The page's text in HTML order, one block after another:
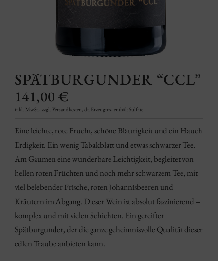
SPÄTBURGUNDER “CCL”
141,00 €
inkl. MwSt., zzgl. Versandkosten, dt. Erzeugnis, enthält Sulfite
Eine leichte, rote Frucht, schöne Blättrigkeit und ein Hauch
Erdigkeit. Ein wenig Tabakblatt und etwas schwarzer Tee.
Am Gaumen eine wunderbare Leichtigkeit, begleitet von
hellen roten Früchten und noch mehr schwarzem Tee, mit
viel belebender Frische, roten Johannisbeeren und
Kräutern im Abgang. Dieser Wein ist absolut faszinierend –
komplex und mit vielen Schichten. Ein gereifter
Spätburgunder, der die ganze geheimnisvolle Qualität dieser
edlen Traube anbieten kann.